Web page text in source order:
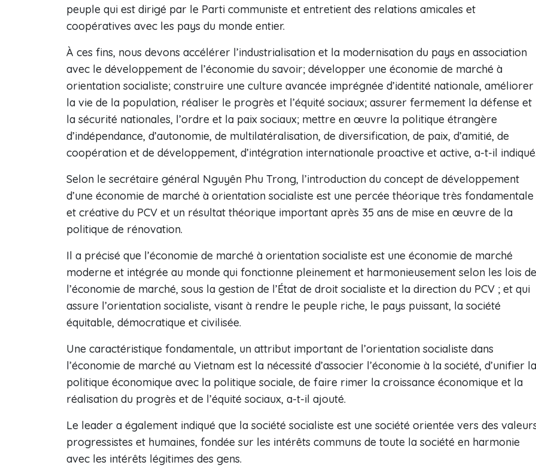
peuple qui est dirigé par le Parti communiste et entretient des relations amicales et
coopératives avec les pays du monde entier.
À ces fins, nous devons accélérer l’industrialisation et la modernisation du pays en association
avec le développement de l’économie du savoir; développer une économie de marché à
orientation socialiste; construire une culture avancée imprégnée d’identité nationale, améliorer
la vie de la population, réaliser le progrès et l’équité sociaux; assurer fermement la défense et
la sécurité nationales, l’ordre et la paix sociaux; mettre en œuvre la politique étrangère
d’indépendance, d’autonomie, de multilatéralisation, de diversification, de paix, d’amitié, de
coopération et de développement, d’intégration internationale proactive et active, a-t-il
Selon le secrétaire général Nguyên Phu Trong, l’introduction du concept de développement
d’une économie de marché à orientation socialiste est une percée théorique très fondamentale
et créative du PCV et un résultat théorique important après 35 ans de mise en œuvre de la
politique de rénovation.
Il a précisé que l’économie de marché à orientation socialiste est une économie de marché
moderne et intégrée au monde qui fonctionne pleinement et harmonieusement selon les lois de
l’économie de marché, sous la gestion de l’État de droit socialiste et la direction du PCV ; et qui
assure l’orientation socialiste, visant à rendre le peuple riche, le pays puissant, la société
équitable, démocratique et civilisée.
Une caractéristique fondamentale, un attribut important de l’orientation socialiste dans
l’économie de marché au Vietnam est la nécessité d’associer l’économie à la société, d’unifier la
politique économique avec la politique sociale, de faire rimer la croissance économique et la
réalisation du progrès et de l’équité sociaux, a-t-il ajouté.
Le leader a également indiqué que la société socialiste est une société orientée vers des
progressistes et humaines, fondée sur les intérêts communs de toute la société en harmonie
avec les intérêts légitimes des gens.